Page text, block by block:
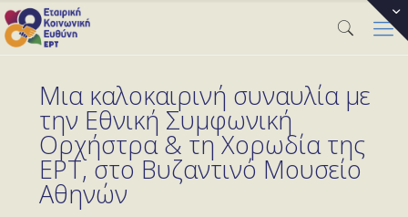
Μια καλοκαιρινή συναυλία με
την Εθνική Συμφωνική
Ορχήστρα & τη Χορωδία της
ΕΡΤ, στο Βυζαντινό Μουσείο
Αθηνών